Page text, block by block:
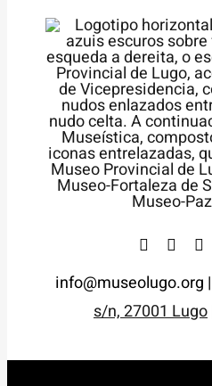
info@museolugo.org
s/n, 27001 Lugo